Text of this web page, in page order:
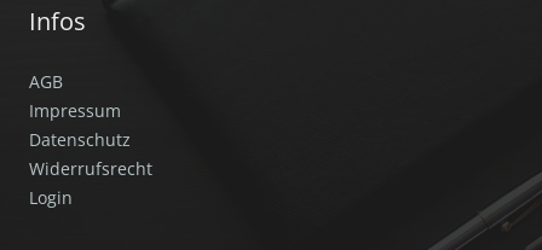
Infos
AGB
Impressum
Datenschutz
Widerrufsrecht
Login